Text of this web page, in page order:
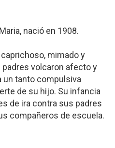
nació en 1908.
mimado y
volcaron afecto y
un tanto compulsiva
de su hijo. Su infancia
de ira contra sus padres
compañeros de escuela.